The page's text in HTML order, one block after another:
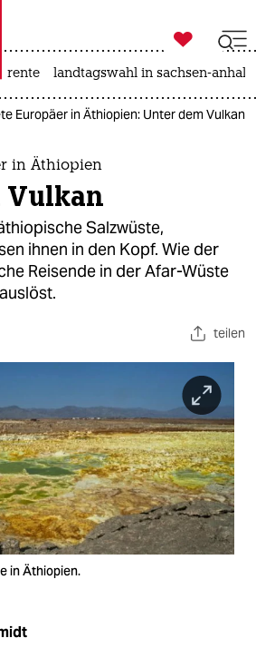
taz zahl ich
zahl ich

taz zahl ich
rente landtagswahl in sachsen-anhalt
Europäer in Äthiopien: Unter dem Vulkan
in Äthiopien
Vulkan
Salzwüste,
ihnen in den Kopf. Wie der
Reisende in der Afar-Wüste
teilen
in Äthiopien.